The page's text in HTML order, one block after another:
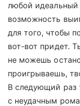
любой идеальный
возможность
для того, чтобы
вот-вот придет.
не можешь
проигрываешь,
В следующий раз
с неудачным